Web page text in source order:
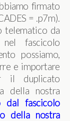
firmato
= .p7m).
telematico da
fascicolo
possiamo,
e importare
il duplicato
della nostra
dal fascicolo
della nostra